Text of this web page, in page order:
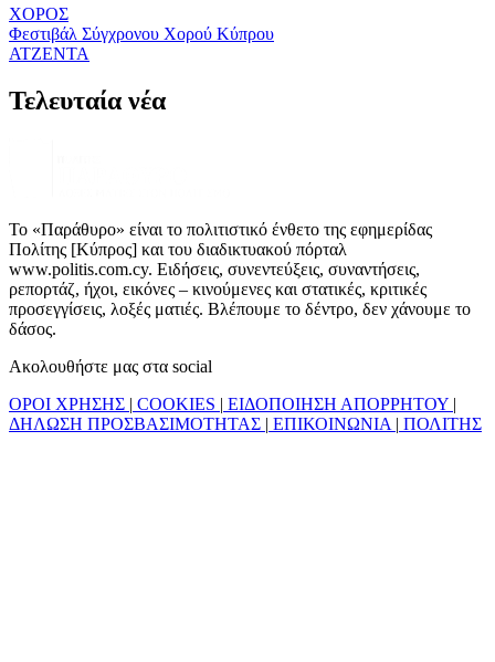
ΧΟΡΟΣ
Φεστιβάλ Σύγχρονου Χορού Κύπρου
ΑΤΖΕΝΤΑ
Τελευταία νέα
Το «Παράθυρο» είναι το πολιτιστικό ένθετο της εφημερίδας
Πολίτης [Κύπρος] και του διαδικτυακού πόρταλ
www.politis.com.cy. Ειδήσεις, συνεντεύξεις, συναντήσεις,
ρεπορτάζ, ήχοι, εικόνες – κινούμενες και στατικές, κριτικές
προσεγγίσεις, λοξές ματιές. Βλέπουμε το δέντρο, δεν χάνουμε το
δάσος.
Ακολουθήστε μας στα social
ΟΡΟΙ ΧΡΗΣΗΣ | COOKIES | ΕΙΔΟΠΟΙΗΣΗ ΑΠΟΡΡΗΤΟΥ |
ΔΗΛΩΣΗ ΠΡΟΣΒΑΣΙΜΟΤΗΤΑΣ | ΕΠΙΚΟΙΝΩΝΙΑ | ΠΟΛΙΤΗΣ